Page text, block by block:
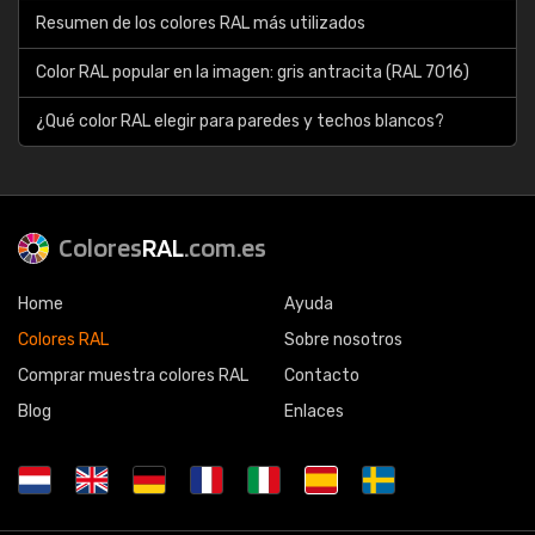
Resumen de los colores RAL más utilizados
Color RAL popular en la imagen: gris antracita (RAL 7016)
¿Qué color RAL elegir para paredes y techos blancos?
ColoresRAL.com.es
Home
Colores RAL
Comprar muestra colores RAL
Blog
Ayuda
Sobre nosotros
Contacto
Enlaces